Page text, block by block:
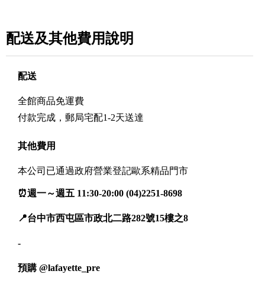
配送及其他費用說明
配送
全館商品免運費
付款完成，郵局宅配1-2天送達
其他費用
本公司已通過政府營業登記歐系精品門市
⏰週一～週五 11:30-20:00 (04)2251-8698
📍台中市西屯區市政北二路282號15樓之8
-
預購 @lafayette_pre